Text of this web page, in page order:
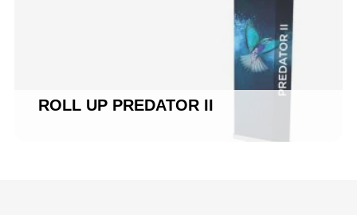
ROLL UP PREDATOR II